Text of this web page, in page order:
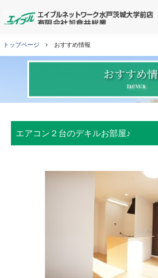
トップページ おすすめ情報
おすすめ
news
エアコン２台のデキルお部屋♪